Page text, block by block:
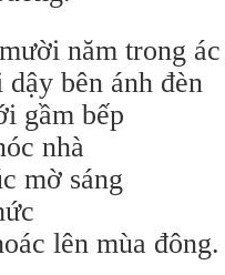
năm trong
bên ánh đèn
gầm bếp
nhà
mờ sáng
lên mùa đông.